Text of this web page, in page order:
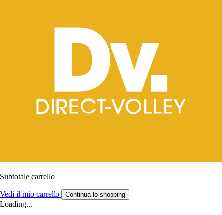
Subtotale carrello
Vedi il mio carrello Continua lo shopping
Loading...